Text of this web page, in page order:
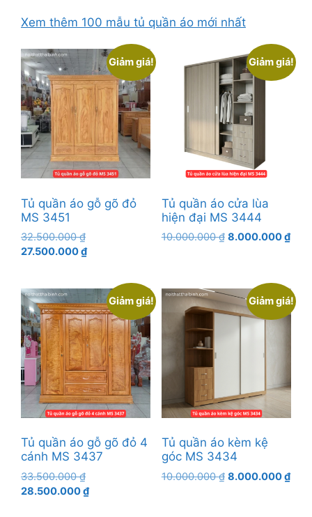
Xem thêm 100 mẫu tủ quần áo mới nhất
Giảm giá!
Tủ quần áo gỗ gõ đỏ
MS 3451
32.500.000₫Giá
gốc
32.500.000 ₫.
27.500.000₫Giá
là:
27.500.000 ₫.
Giảm giá!
Tủ quần áo cửa lùa
hiện đại MS 3444
10.000.000₫ Giá
10.000.000 ₫.
8.000.000₫Giá
Giảm giá!
Tủ quần áo gỗ gõ đỏ 4
cánh MS 3437
33.500.000₫Giá
gốc
28.500.000₫Giá
Giảm giá!
Tủ quần áo kèm kệ
góc MS 3434
10.000.000₫ Giá
8.000.000₫Giá